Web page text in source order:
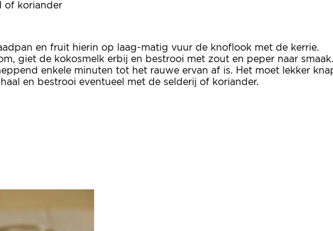
of koriander
en fruit hierin op laag-matig vuur de knoflook met de kerrie.
giet de kokosmelk erbij en bestrooi met zout en peper naar smaak.
enkele minuten tot het rauwe ervan af is. Het moet lekker
en bestrooi eventueel met de selderij of koriander.